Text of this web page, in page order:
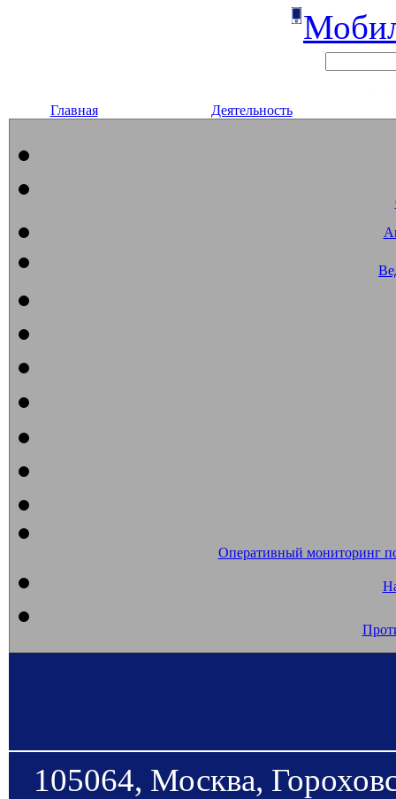
Главная Деятельность
Оперативный мониторинг
105064, Москва,